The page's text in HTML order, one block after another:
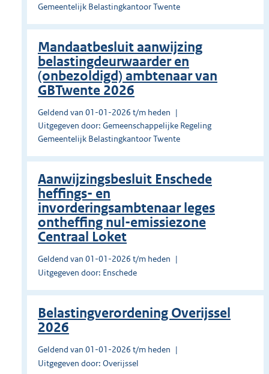
Gemeentelijk Belastingkantoor Twente
Mandaatbesluit aanwijzing
belastingdeurwaarder en
(onbezoldigd) ambtenaar van
GBTwente 2026
Geldend van 01-01-2026 t/m heden
Uitgegeven door: Gemeenschappelijke Regeling
Gemeentelijk Belastingkantoor Twente
Aanwijzingsbesluit Enschede
heffings- en
invorderingsambtenaar leges
ontheffing nul-emissiezone
Centraal Loket
Geldend van 01-01-2026 t/m heden
Uitgegeven door: Enschede
Belastingverordening Overijssel
2026
Geldend van 01-01-2026 t/m heden
Uitgegeven door: Overijssel